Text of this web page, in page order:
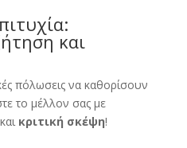
και
πόλωσεις να καθορίσουν
το μέλλον σας με
και κριτική σκέψη!